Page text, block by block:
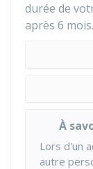
durée de
après 6 mois.
À
Lors d'un
autre